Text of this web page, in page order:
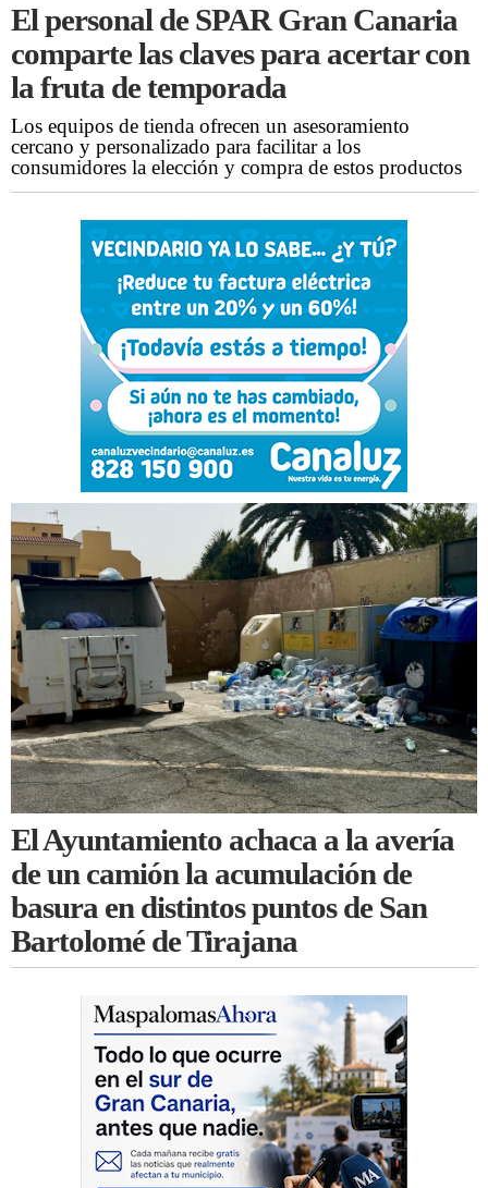
El personal de SPAR Gran Canaria
comparte las claves para acertar con
la fruta de temporada
Los equipos de tienda ofrecen un asesoramiento
cercano y personalizado para facilitar a los
consumidores la elección y compra de estos productos
El Ayuntamiento achaca a la avería
de un camión la acumulación de
basura en distintos puntos de San
Bartolomé de Tirajana